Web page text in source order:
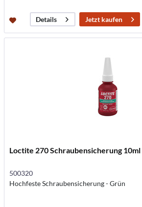
Details Jetzt kaufen
Loctite 270 Schraubensicherung 10ml
500320
Hochfeste Schraubensicherung - Grün